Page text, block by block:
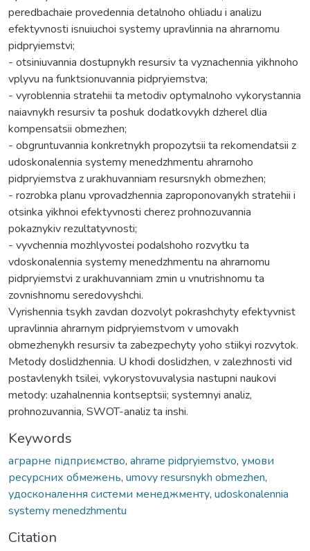
peredbachaie provedennia detalnoho ohliadu i analizu
efektyvnosti isnuiuchoi systemy upravlinnia na ahrarnomu
pidpryiemstvi;
- otsiniuvannia dostupnykh resursiv ta vyznachennia yikhnoho
vplyvu na funktsionuvannia pidpryiemstva;
- vyroblennia stratehii ta metodiv optymalnoho vykorystannia
naiavnykh resursiv ta poshuk dodatkovykh dzherel dlia
kompensatsii obmezhen;
- obgruntuvannia konkretnykh propozytsii ta rekomendatsii z
udoskonalennia systemy menedzhmentu ahrarnoho
pidpryiemstva z urakhuvanniam resursnykh obmezhen;
- rozrobka planu vprovadzhennia zaproponovanykh stratehii i
otsinka yikhnoi efektyvnosti cherez prohnozuvannia
pokaznykiv rezultatyvnosti;
- vyvchennia mozhlyvostei podalshoho rozvytku ta
vdoskonalennia systemy menedzhmentu na ahrarnomu
pidpryiemstvi z urakhuvanniam zmin u vnutrishnomu ta
zovnishnomu seredovyshchi.
Vyrishennia tsykh zavdan dozvolyt pokrashchyty efektyvnist
upravlinnia ahrarnym pidpryiemstvom v umovakh
obmezhenykh resursiv ta zabezpechyty yoho stiikyi rozvytok.
Metody doslidzhennia. U khodi doslidzhen, v zalezhnosti vid
postavlenykh tsilei, vykorystovuvalysia nastupni naukovi
metody: uzahalnennia kontseptsii; systemnyi analiz,
prohnozuvannia, SWOT-analiz ta inshi.
Keywords
аграрне підприємство, ahrarne pidpryiemstvo, умови
ресурсних обмежень, umovy resursnykh obmezhen,
удосконалення системи менеджменту, udoskonalennia
systemy menedzhmentu
Citation